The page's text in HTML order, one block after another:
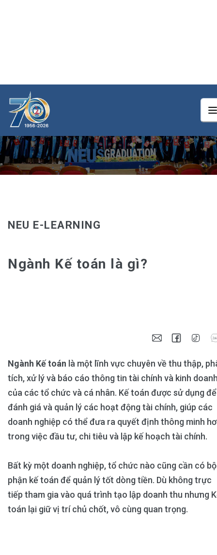
Trang chủ
NEU E-LEARNING
Ngành Kế toán là gì?
Ngành Kế toán là một lĩnh vực chuyên về thu thập,
tích, xử lý và báo cáo thông tin tài chính và kinh
của các tổ chức và cá nhân. Kế toán được sử dụng để
đánh giá và quản lý các hoạt động tài chính, giúp các
doanh nghiệp có thể đưa ra quyết định thông minh
trong việc đầu tư, chi tiêu và lập kế hoạch tài chính.
Bất kỳ một doanh nghiệp, tổ chức nào cũng cần có bộ
phận kế toán để quản lý tốt dòng tiền. Dù không trực
tiếp tham gia vào quá trình tạo lập doanh thu nhưng
toán lại giữ vị trí chủ chốt, vô cùng quan trọng.